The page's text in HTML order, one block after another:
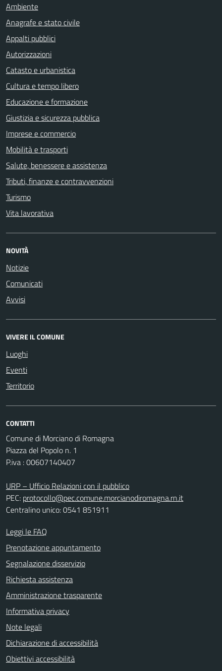
Ambiente
Anagrafe e stato civile
Appalti pubblici
Autorizzazioni
Catasto e urbanistica
Cultura e tempo libero
Educazione e formazione
Giustizia e sicurezza pubblica
Imprese e commercio
Mobilità e trasporti
Salute, benessere e assistenza
Tributi, finanze e contravvenzioni
Turismo
Vita lavorativa
NOVITÀ
Notizie
Comunicati
Avvisi
VIVERE IL COMUNE
Luoghi
Eventi
Territorio
CONTATTI
Comune di Morciano di Romagna
Piazza del Popolo n. 1
P.iva : 00607140407
URP – Ufficio Relazioni con il pubblico
PEC: protocollo@pec.comune.morcianodiromagna.rn.it
Centralino unico: 0541 851911
Leggi le FAQ
Prenotazione appuntamento
Segnalazione disservizio
Richiesta assistenza
Amministrazione trasparente
Informativa privacy
Note legali
Dichiarazione di accessibilità
Obiettivi accessibilità